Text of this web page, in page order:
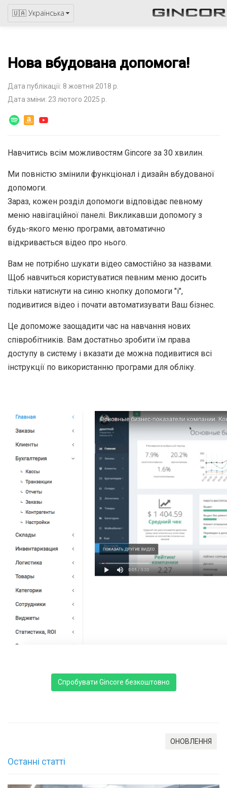
🇺🇦 Українська
Нова вбудована допомога!
Дата публікації: 8 жовтня 2018 р.
Дата зміни: 23 лютого 2025 р.
Навчитись всім можливостям Gincore за 30 хвилин.
Ми повністю змінили функціонал і дизайн вбудованої
допомоги.
Зараз, кожен розділ допомоги відповідає певному
меню навігаційної панелі. Викликавши допомогу з
будь-якого меню програми, автоматично
відкривається відео про нього.
Вам не потрібно шукати відео самостійно за назвами.
Щоб навчиться користуватися певним меню досить
тільки натиснути на синю кнопку допомоги "i",
подивитися відео і почати автоматизувати Ваш бізнес.
Це допоможе заощадити час на навчання нових
співробітників. Вам достатньо зробити їм права
доступу в систему і вказати де можна подивитися всі
інструкції по використанню програми для обліку.
Спробувати Gincore безкоштовно
ОНОВЛЕННЯ
Останні статті